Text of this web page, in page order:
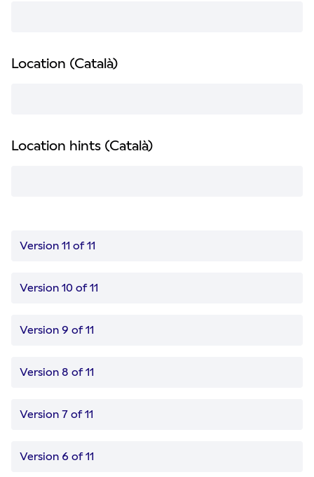
Location (Català)
Location hints (Català)
Version 11 of 11
Version 10 of 11
Version 9 of 11
Version 8 of 11
Version 7 of 11
Version 6 of 11